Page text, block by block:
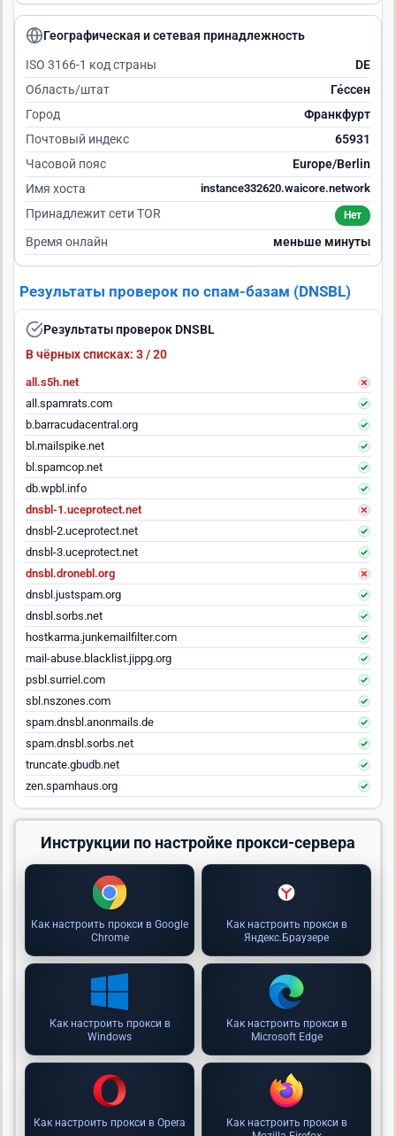
Географическая и сетевая принадлежность
ISO 3166-1 код страны
DE
Область/штат
Ге́ссен
Город
Франкфурт
Почтовый индекс
65931
Часовой пояс
Europe/Berlin
Имя хоста
instance332620.waicore.network
Принадлежит сети TOR Нет
Время онлайн меньше минуты
Результаты проверок по спам-базам (DNSBL)
Результаты проверок DNSBL
В чёрных списках: 3 / 20
all.s5h.net
all.spamrats.com
b.barracudacentral.org
bl.mailspike.net
bl.spamcop.net
db.wpbl.info
dnsbl-1.uceprotect.net
dnsbl-2.uceprotect.net
dnsbl-3.uceprotect.net
dnsbl.dronebl.org
dnsbl.justspam.org
dnsbl.sorbs.net
hostkarma.junkemailfilter.com
mail-abuse.blacklist.jippg.org
psbl.surriel.com
sbl.nszones.com
spam.dnsbl.anonmails.de
spam.dnsbl.sorbs.net
truncate.gbudb.net
zen.spamhaus.org
Инструкции по настройке прокси-сервера
Как настроить прокси в Google
Chrome
Как настроить прокси в
Яндекс.Браузере
Как настроить прокси в
Windows
Как настроить прокси в
Microsoft Edge
Как настроить прокси в Opera
Как настроить прокси в